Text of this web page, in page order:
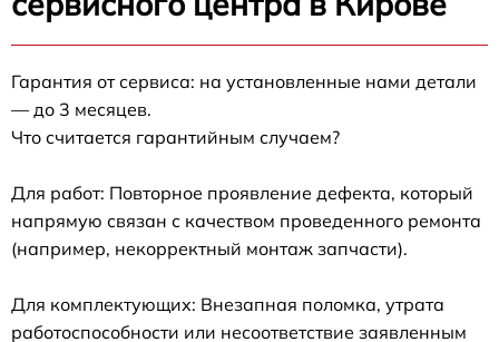
Гарантия от сервиса: на установленные нами детали
— до 3 месяцев.
Что считается гарантийным случаем?
Для работ: Повторное проявление дефекта, который
напрямую связан с качеством проведенного ремонта
(например, некорректный монтаж запчасти).
Для комплектующих: Внезапная поломка, утрата
работоспособности или несоответствие заявленным